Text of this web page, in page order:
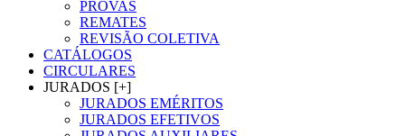
PROVAS
REMATES
REVISÃO COLETIVA
CATÁLOGOS
CIRCULARES
JURADOS [+]
JURADOS EMÉRITOS
JURADOS EFETIVOS